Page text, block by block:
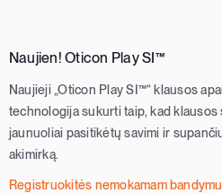
Naujien! Oticon Play SI™
Naujieji „Oticon Play SI™“ klausos
technologija sukurti taip, kad
jaunuoliai pasitikėtų savimi ir
akimirką.
Registruokitės nemokamam